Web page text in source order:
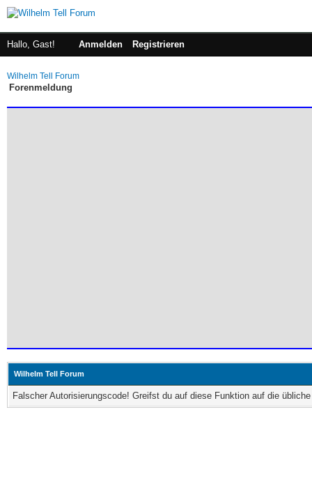
Hallo, Gast! Anmelden Registrieren
Wilhelm Tell Forum
Forenmeldung
Wilhelm Tell Forum
Falscher Autorisierungscode! Greifst du auf diese Funktion auf die